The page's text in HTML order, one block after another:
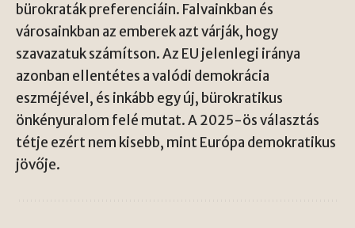
bürokraták preferenciáin. Falvainkban és
városainkban az emberek azt várják, hogy
szavazatuk számítson. Az EU jelenlegi iránya
azonban ellentétes a valódi demokrácia
eszméjével, és inkább egy új, bürokratikus
önkényuralom felé mutat. A 2025-ös választás
tétje ezért nem kisebb, mint Európa demokratikus
jövője.